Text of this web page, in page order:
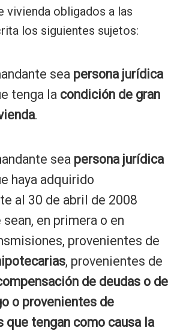
vivienda obligados a las
los siguientes sujetos:
sea persona jurídica
tenga la condición de gran
.
sea persona jurídica
haya adquirido
al 30 de abril de 2008
en primera o en
provenientes de
, provenientes de
de deudas o de
o provenientes de
que tengan como causa la